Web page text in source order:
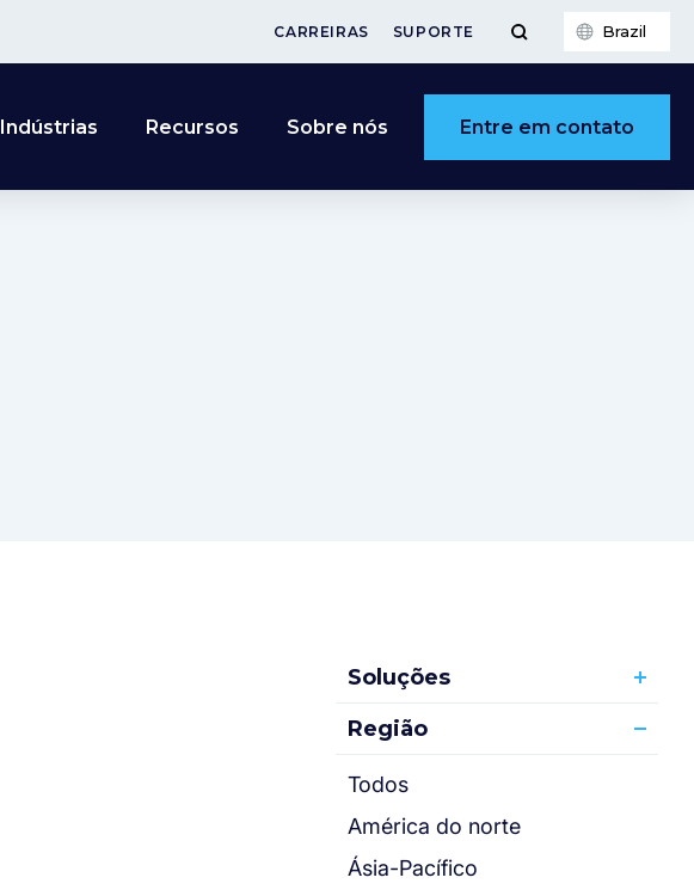
CARREIRAS SUPORTE Brazil
Indústrias Recursos Sobre nós Entre em contato
Soluções
Região
Todos
América do norte
Ásia-Pacífico